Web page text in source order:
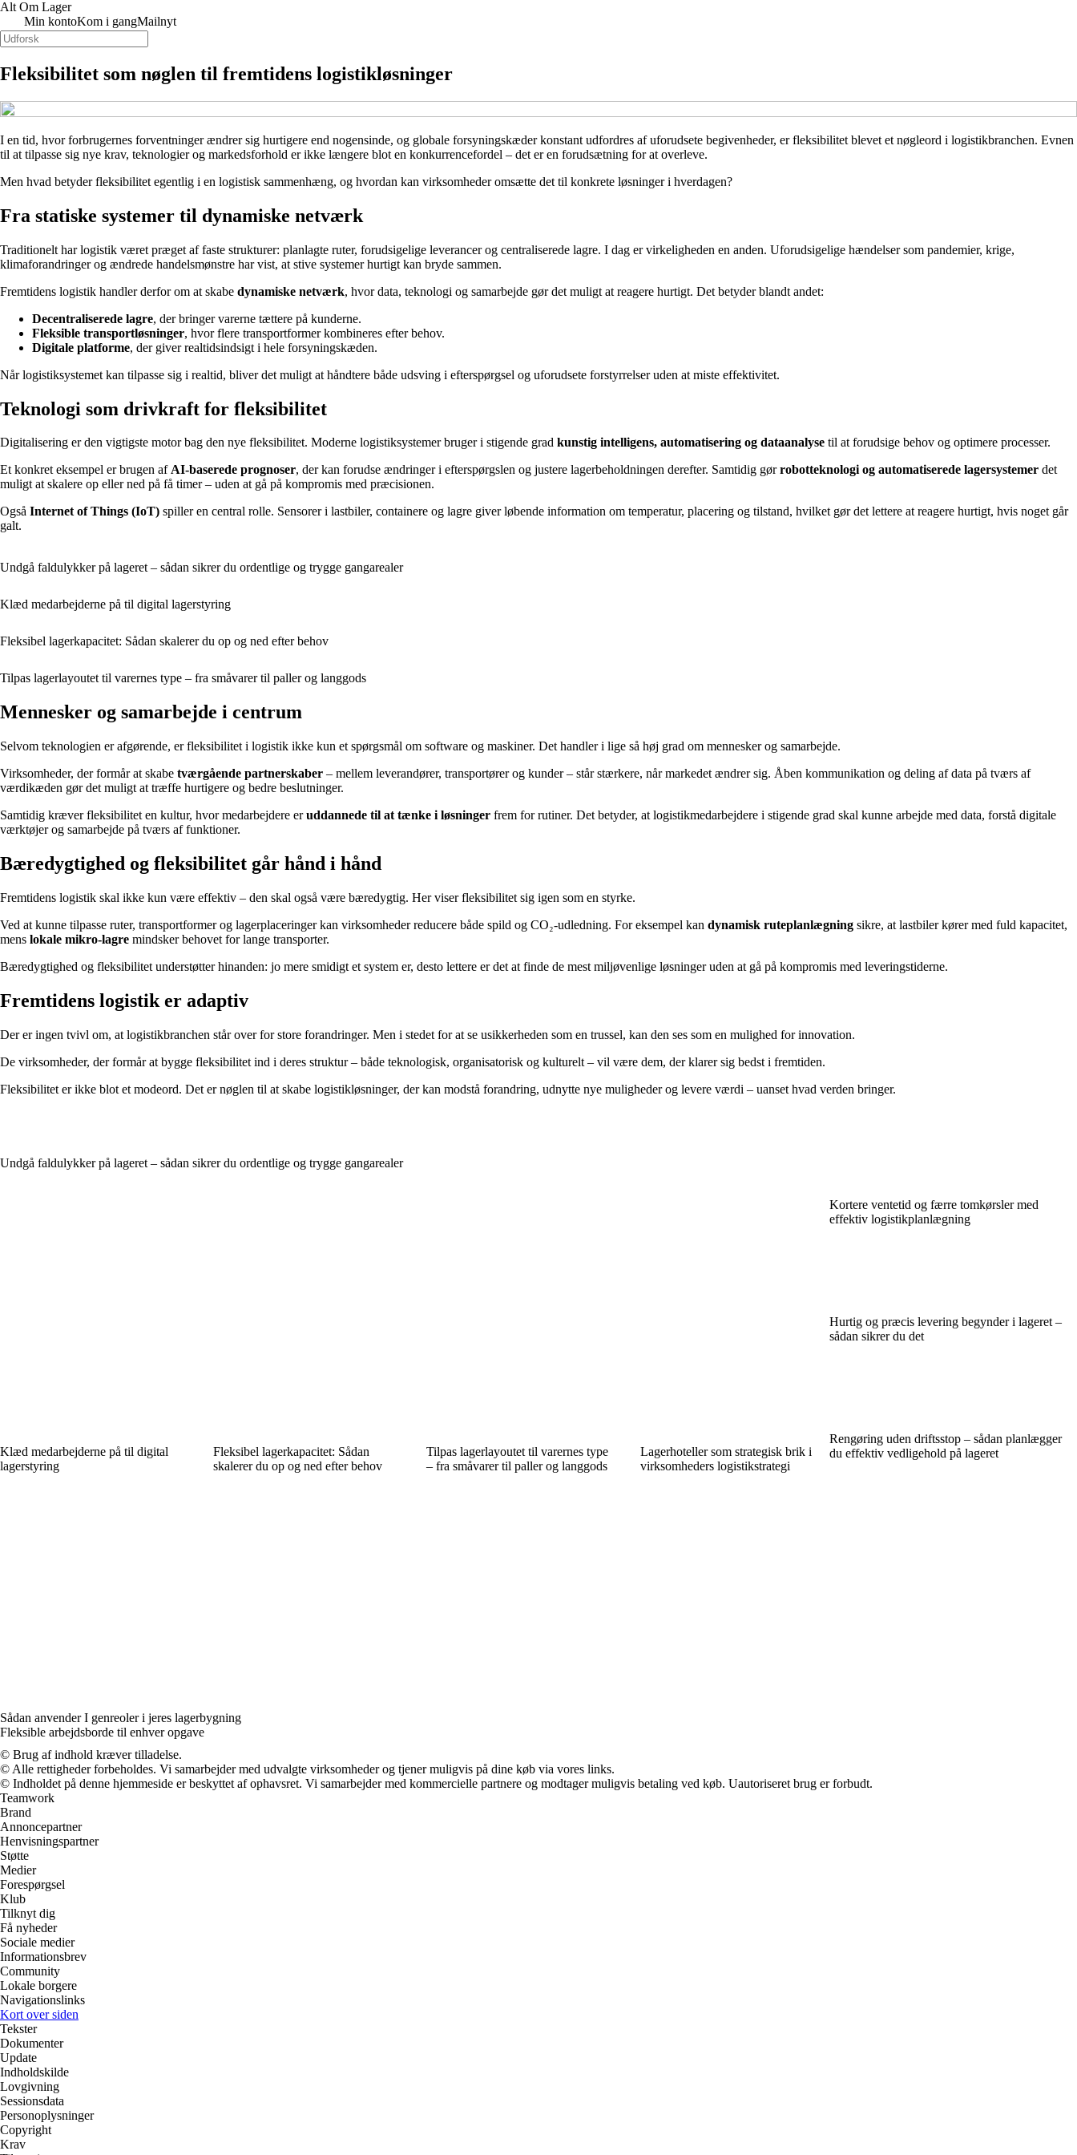
Alt Om Lager
Min kontoKom i gangMailnyt
Fleksibilitet som nøglen til fremtidens logistikløsninger
I en tid, hvor forbrugernes forventninger ændrer sig hurtigere end nogensinde, og globale forsyningskæder konstant udfordres af uforudsete begivenheder, er fleksibilitet blevet et nøgleord i logistikbranchen. Evnen
til at tilpasse sig nye krav, teknologier og markedsforhold er ikke længere blot en konkurrencefordel – det er en forudsætning for at overleve.
Men hvad betyder fleksibilitet egentlig i en logistisk sammenhæng, og hvordan kan virksomheder omsætte det til konkrete løsninger i hverdagen?
Fra statiske systemer til dynamiske netværk
Traditionelt har logistik været præget af faste strukturer: planlagte ruter, forudsigelige leverancer og centraliserede lagre. I dag er virkeligheden en anden. Uforudsigelige hændelser som pandemier, krige,
klimaforandringer og ændrede handelsmønstre har vist, at stive systemer hurtigt kan bryde sammen.
Fremtidens logistik handler derfor om at skabe dynamiske netværk, hvor data, teknologi og samarbejde gør det muligt at reagere hurtigt. Det betyder blandt andet:
Decentraliserede lagre, der bringer varerne tættere på kunderne.
Fleksible transportløsninger, hvor flere transportformer kombineres efter behov.
Digitale platforme, der giver realtidsindsigt i hele forsyningskæden.
Når logistiksystemet kan tilpasse sig i realtid, bliver det muligt at håndtere både udsving i efterspørgsel og uforudsete forstyrrelser uden at miste effektivitet.
Teknologi som drivkraft for fleksibilitet
Digitalisering er den vigtigste motor bag den nye fleksibilitet. Moderne logistiksystemer bruger i stigende grad kunstig intelligens, automatisering og dataanalyse til at forudsige behov og optimere processer.
Et konkret eksempel er brugen afAI-baserede prognoser, der kan forudse ændringer i efterspørgslen og justere lagerbeholdningen derefter. Samtidig gørrobotteknologi og automatiserede lagersystemer det
muligt at skalere op eller ned på få timer – uden at gå på kompromis med præcisionen.
Også Internet of Things (IoT) spiller en central rolle. Sensorer i lastbiler, containere og lagre giver løbende information om temperatur, placering og tilstand, hvilket gør det lettere at reagere hurtigt, hvis noget går
galt.
Undgå faldulykker på lageret – sådan sikrer du ordentlige og trygge gangarealer
Klæd medarbejderne på til digital lagerstyring
Fleksibel lagerkapacitet: Sådan skalerer du op og ned efter behov
Tilpas lagerlayoutet til varernes type – fra småvarer til paller og langgods
Mennesker og samarbejde i centrum
Selvom teknologien er afgørende, er fleksibilitet i logistik ikke kun et spørgsmål om software og maskiner. Det handler i lige så høj grad om mennesker og samarbejde.
Virksomheder, der formår at skabe tværgående partnerskaber – mellem leverandører, transportører og kunder – står stærkere, når markedet ændrer sig. Åben kommunikation og deling af data på tværs af
værdikæden gør det muligt at træffe hurtigere og bedre beslutninger.
Samtidig kræver fleksibilitet en kultur, hvor medarbejdere eruddannede til at tænke i løsninger frem for rutiner. Det betyder, at logistikmedarbejdere i stigende grad skal kunne arbejde med data, forstå digitale
værktøjer og samarbejde på tværs af funktioner.
Bæredygtighed og fleksibilitet går hånd i hånd
Fremtidens logistik skal ikke kun være effektiv – den skal også være bæredygtig. Her viser fleksibilitet sig igen som en styrke.
Ved at kunne tilpasse ruter, transportformer og lagerplaceringer kan virksomheder reducere både spild og CO₂-udledning. For eksempel kan dynamisk ruteplanlægning sikre, at lastbiler kører med fuld kapacitet,
mens lokale mikro-lagre mindsker behovet for lange transporter.
Bæredygtighed og fleksibilitet understøtter hinanden: jo mere smidigt et system er, desto lettere er det at finde de mest miljøvenlige løsninger uden at gå på kompromis med leveringstiderne.
Fremtidens logistik er adaptiv
Der er ingen tvivl om, at logistikbranchen står over for store forandringer. Men i stedet for at se usikkerheden som en trussel, kan den ses som en mulighed for innovation.
De virksomheder, der formår at bygge fleksibilitet ind i deres struktur – både teknologisk, organisatorisk og kulturelt – vil være dem, der klarer sig bedst i fremtiden.
Fleksibilitet er ikke blot et modeord. Det er nøglen til at skabe logistikløsninger, der kan modstå forandring, udnytte nye muligheder og levere værdi – uanset hvad verden bringer.
Undgå faldulykker på lageret – sådan sikrer du ordentlige og trygge gangarealer
Klæd medarbejderne på til digital
lagerstyring
Fleksibel lagerkapacitet: Sådan
skalerer du op og ned efter behov
Tilpas lagerlayoutet til varernes type
– fra småvarer til paller og langgods
Lagerhoteller som strategisk brik i
virksomheders logistikstrategi
Kortere ventetid og færre tomkørsler med
effektiv logistikplanlægning
Hurtig og præcis levering begynder i lageret –
sådan sikrer du det
Rengøring uden driftsstop – sådan planlægger
du effektiv vedligehold på lageret
Sådan anvender I genreoler i jeres lagerbygning
Fleksible arbejdsborde til enhver opgave
© Brug af indhold kræver tilladelse.
© Alle rettigheder forbeholdes. Vi samarbejder med udvalgte virksomheder og tjener muligvis på dine køb via vores links.
© Indholdet på denne hjemmeside er beskyttet af ophavsret. Vi samarbejder med kommercielle partnere og modtager muligvis betaling ved køb. Uautoriseret brug er forbudt.
Teamwork
Brand
Annoncepartner
Henvisningspartner
Støtte
Medier
Forespørgsel
Klub
Tilknyt dig
Få nyheder
Sociale medier
Informationsbrev
Community
Lokale borgere
Navigationslinks
Kort over siden
Tekster
Dokumenter
Update
Indholdskilde
Lovgivning
Sessionsdata
Personoplysninger
Copyright
Krav